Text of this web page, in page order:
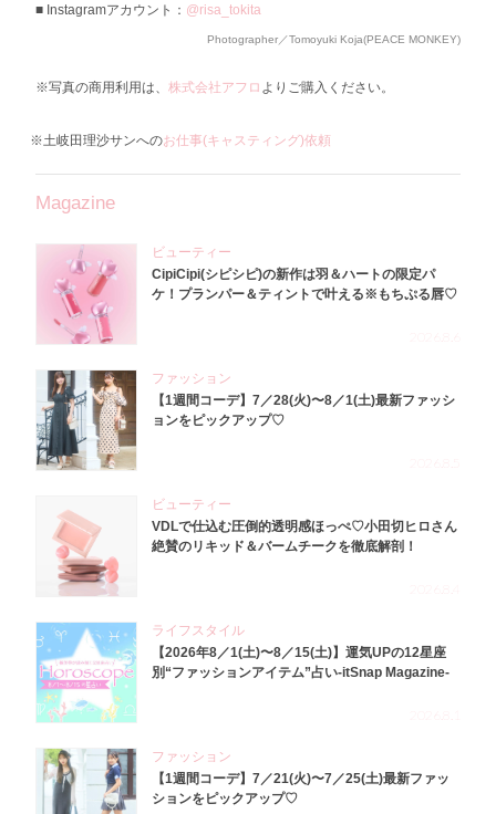
Instagramアカウント： @risa_tokita
Photographer／Tomoyuki Koja(PEACE MONKEY)
※写真の商用利用は、 株式会社アフロ よりご購入ください。
※土岐田理沙サンへのお仕事(キャスティング)依頼
Magazine
ビューティー
CipiCipi(シピシピ)の新作は羽＆ハートの限定パ
ケ！プランパー＆ティントで叶える※もちぷる唇♡
ファッション
【1週間コーデ】7／28(火)〜8／1(土)最新ファッシ
ョンをピックアップ♡
ビューティー
VDLで仕込む圧倒的透明感ほっぺ♡小田切ヒロさん
絶賛のリキッド＆バームチークを徹底解剖！
ライフスタイル
【2026年8／1(土)〜8／15(土)】運気UPの12星座
別“ファッションアイテム”占い-itSnap Magazine-
ファッション
【1週間コーデ】7／21(火)〜7／25(土)最新ファッ
ションをピックアップ♡